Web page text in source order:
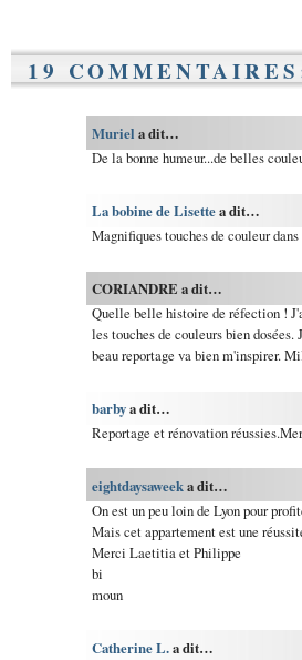
19
Muriel a dit…
De la bonne humeur...de belles
La bobine de Lisettea dit…
Magnifiques touches de couleur
CORIANDRE a dit…
Quelle belle histoire de réfection !
les touches de couleurs bien
beau reportage va bien m'inspirer.
barbya dit…
Reportage et rénovation
eightdaysaweeka dit…
On est un peu loin de Lyon pour
Mais cet appartement est une
Merci Laetitia et Philippe
bi
moun
Catherine L.a dit…